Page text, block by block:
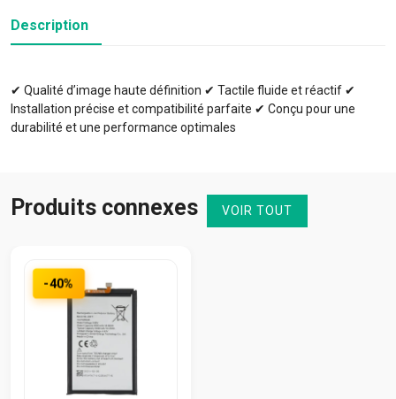
Description
✔ Qualité d’image haute définition ✔ Tactile fluide et réactif ✔
Installation précise et compatibilité parfaite ✔ Conçu pour une
durabilité et une performance optimales
Produits connexes VOIR TOUT
-40%